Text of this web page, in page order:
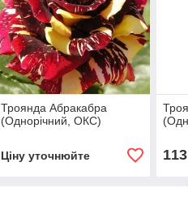
Троянда Абракабра
(Однорічний, ОКС)
Ціну уточнюйте 113